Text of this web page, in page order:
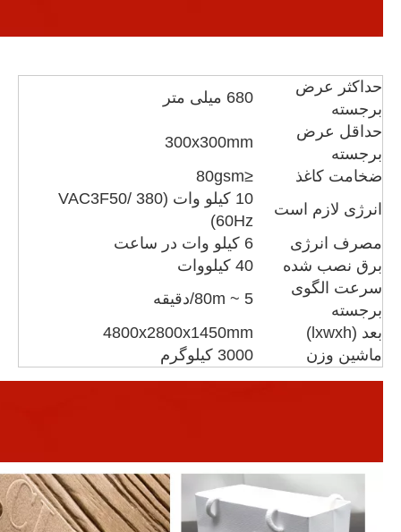
حداکثر عرض
برجسته
680 میلی متر
حداقل عرض
برجسته
300x300mm
ضخامت کاغذ
≤80gsm
انرژی لازم است
10 کیلو وات (380 VAC3F50/
60Hz)
مصرف انرژی
6 کیلو وات در ساعت
برق نصب شده
40 کیلووات
سرعت الگوی
برجسته
5 ~ 80m/دقیقه
بعد (lxwxh)
4800x2800x1450mm
ماشین وزن
3000 کیلوگرم